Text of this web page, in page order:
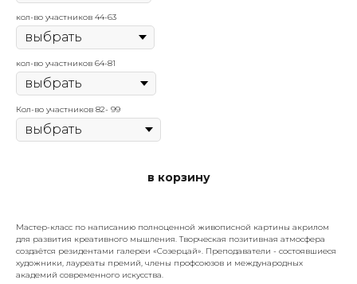
кол-во участников 44-63
кол-во участников 64-81
Кол-во участников 82- 99
в корзину
Мастер-класс по написанию полноценной живописной картины акрилом
для развития креативного мышления. Творческая позитивная атмосфера
создаётся резидентами галереи «Созерцай». Преподаватели - состоявшиеся
художники, лауреаты премий, члены профсоюзов и международных
академий современного искусства.